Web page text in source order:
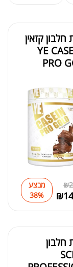
קזאין
| YE
PRO
₪
₪
מבצע
38%
חלבון